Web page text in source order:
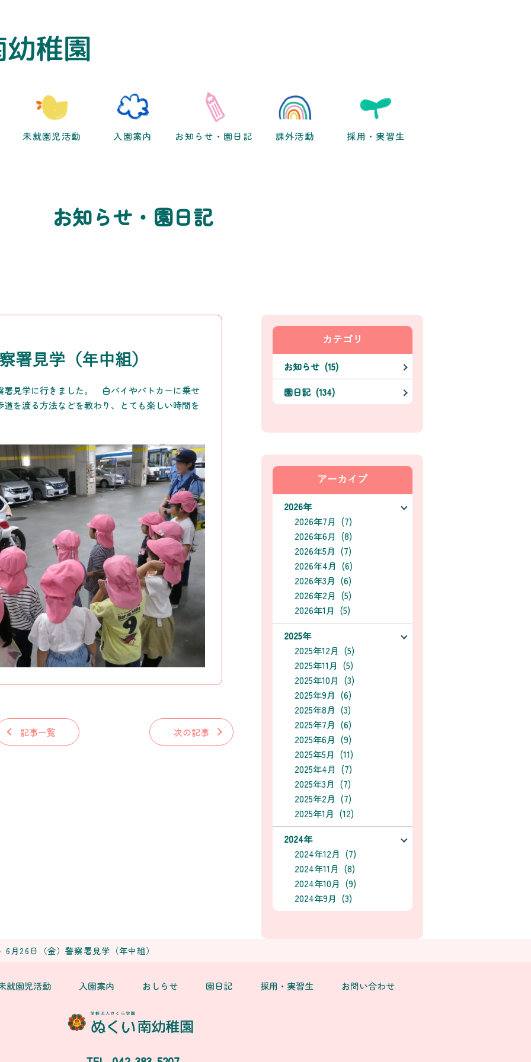
未就園児活動 入園案内 お知らせ・園日記 課外活動 採用・実習生
お知らせ・園日記
署見学（年中組）
署見学に行きました。 白バイやパトカーに乗せ
を渡る方法などを教わり、とても楽しい時間を
記事一覧 次の記事
カテゴリ
お知らせ (15)
園日記 (134)
アーカイブ
2026年
2026年7月 (7)
2026年6月 (8)
2026年5月 (7)
2026年4月 (6)
2026年3月 (6)
2026年2月 (5)
2026年1月 (5)
2025年
2025年12月 (5)
2025年11月 (5)
2025年10月 (3)
2025年9月 (6)
2025年8月 (3)
2025年7月 (6)
2025年6月 (9)
2025年5月 (11)
2025年4月 (7)
2025年3月 (7)
2025年2月 (7)
2025年1月 (12)
2024年
2024年12月 (7)
2024年11月 (8)
2024年10月 (9)
2024年9月 (3)
6月26日（金）警察署見学（年中組）
就園児活動 入園案内 おしらせ 園日記 採用・実習生 お問い合わせ